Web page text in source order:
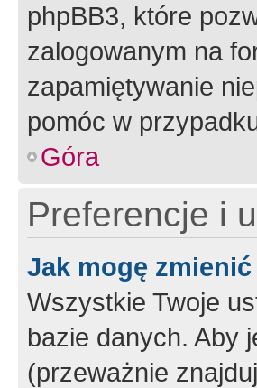
phpBB3, które
zalogowanym na
zapamiętywanie
pomóc w
Góra
Preferencje i
Jak mogę
Wszystkie Twoje
bazie danych. Aby
(przeważnie